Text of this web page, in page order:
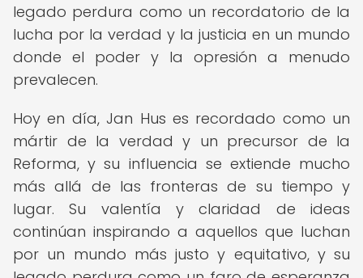
legado perdura como un recordatorio de la
lucha por la verdad y la justicia en un mundo
donde el poder y la opresión a menudo
prevalecen.
Hoy en día, Jan Hus es recordado como un
mártir de la verdad y un precursor de la
Reforma, y su influencia se extiende mucho
más allá de las fronteras de su tiempo y
lugar. Su valentía y claridad de ideas
continúan inspirando a aquellos que luchan
por un mundo más justo y equitativo, y su